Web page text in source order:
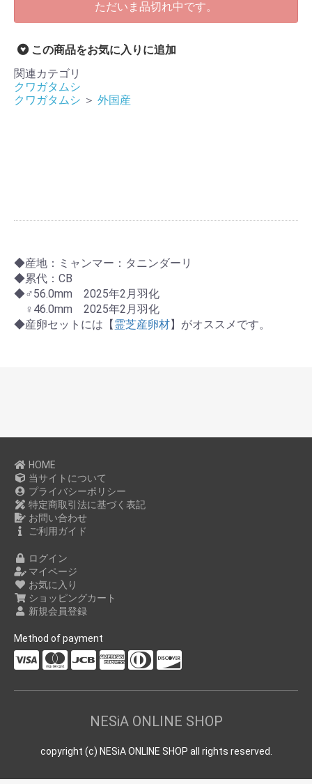
ただいま品切れ中です。
この商品をお気に入りに追加
関連カテゴリ
クワガタムシ
クワガタムシ ＞ 外国産
◆産地：ミャンマー：タニンダーリ
◆累代：CB
◆♂56.0mm 2025年2月羽化
♀46.0mm 2025年2月羽化
◆産卵セットには【霊芝産卵材】がオススメです。
HOME
当サイトについて
プライバシーポリシー
特定商取引法に基づく表記
お問い合わせ
ご利用ガイド
ログイン
マイページ
お気に入り
ショッピングカート
新規会員登録
Method of payment
NESiA ONLINE SHOP
copyright (c) NESiA ONLINE SHOP all rights reserved.